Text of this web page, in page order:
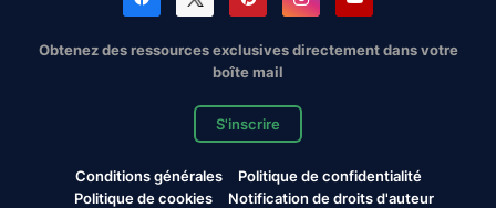
Obtenez des ressources exclusives directement dans votre
boîte mail
S'inscrire
Conditions générales
Politique de confidentialité
Politique de cookies
Notification de droits d'auteur